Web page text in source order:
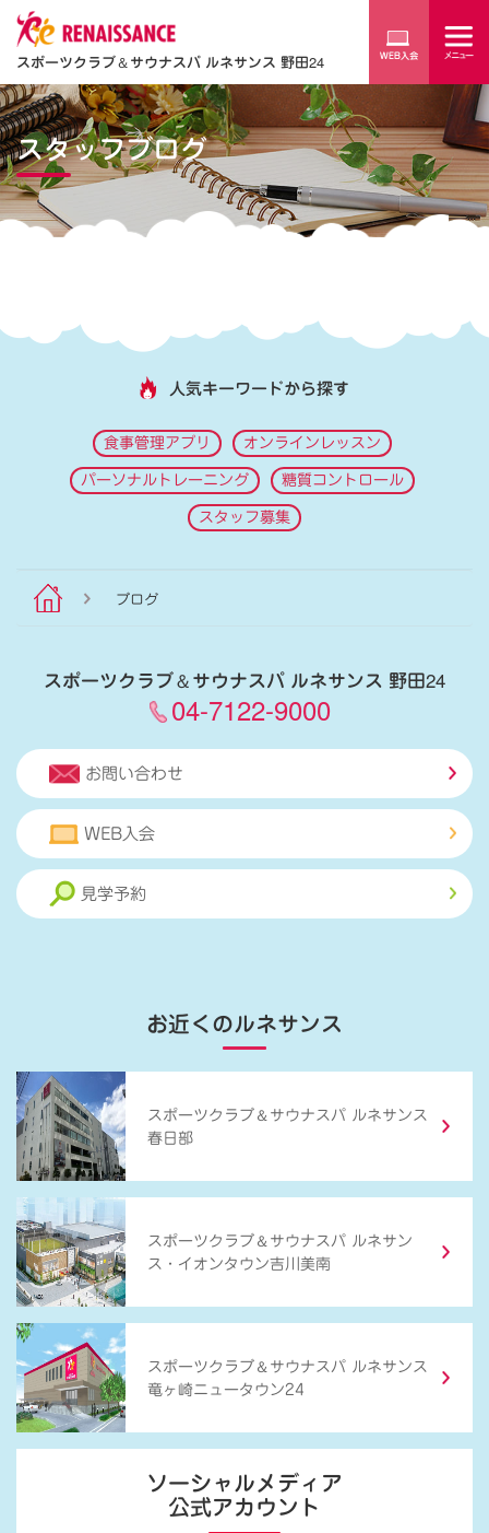
スポーツクラブ＆サウナスパ ルネサンス 野田24
スタッフブログ
人気キーワードから探す
食事管理アプリ オンラインレッスン
パーソナルトレーニング 糖質コントロール
スタッフ募集
ブログ
スポーツクラブ＆サウナスパ ルネサンス 野田24
04-7122-9000
お問い合わせ
WEB入会
見学予約
お近くのルネサンス
スポーツクラブ ＆ サウナスパ ルネサンス
春日部
スポーツクラブ ＆ サウナスパ ルネサン
ス・イオンタウン吉川美南
スポーツクラブ ＆ サウナスパ ルネサンス
竜ヶ崎ニュータウン24
ソーシャルメディア
公式アカウント